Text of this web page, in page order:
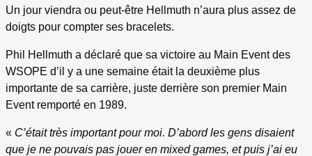
Un jour viendra ou peut-être Hellmuth n’aura plus assez de
doigts pour compter ses bracelets.
Phil Hellmuth a déclaré que sa victoire au Main Event des
WSOPE d’il y a une semaine était la deuxième plus
importante de sa carrière, juste derrière son premier Main
Event remporté en 1989.
« C’était très important pour moi. D’abord les gens disaient
que je ne pouvais pas jouer en mixed games, et puis j’ai eu